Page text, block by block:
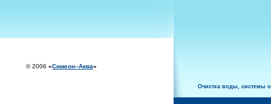
© 2006 «Симеон–Аква»
Oчистка воды, системы